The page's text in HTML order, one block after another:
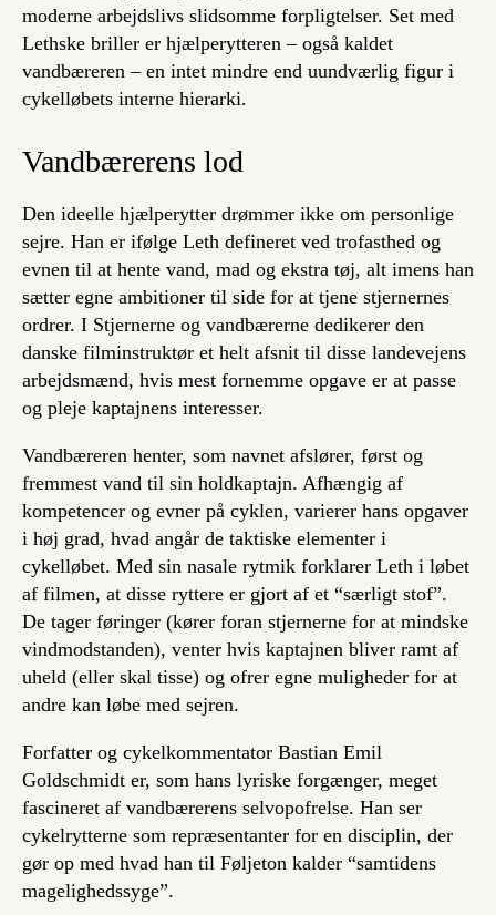
moderne arbejdslivs slidsomme forpligtelser. Set med
Lethske briller er hjælperytteren – også kaldet
vandbæreren – en intet mindre end uundværlig figur i
cykelløbets interne hierarki.
Vandbærerens lod
Den ideelle hjælperytter drømmer ikke om personlige
sejre. Han er ifølge Leth defineret ved trofasthed og
evnen til at hente vand, mad og ekstra tøj, alt imens han
sætter egne ambitioner til side for at tjene stjernernes
ordrer. I Stjernerne og vandbærerne dedikerer den
danske filminstruktør et helt afsnit til disse landevejens
arbejdsmænd, hvis mest fornemme opgave er at passe
og pleje kaptajnens interesser.
Vandbæreren henter, som navnet afslører, først og
fremmest vand til sin holdkaptajn. Afhængig af
kompetencer og evner på cyklen, varierer hans opgaver
i høj grad, hvad angår de taktiske elementer i
cykelløbet. Med sin nasale rytmik forklarer Leth i løbet
af filmen, at disse ryttere er gjort af et “særligt stof”.
De tager føringer (kører foran stjernerne for at mindske
vindmodstanden), venter hvis kaptajnen bliver ramt af
uheld (eller skal tisse) og ofrer egne muligheder for at
andre kan løbe med sejren.
Forfatter og cykelkommentator Bastian Emil
Goldschmidt er, som hans lyriske forgænger, meget
fascineret af vandbærerens selvopofrelse. Han ser
cykelrytterne som repræsentanter for en disciplin, der
gør op med hvad han til Føljeton kalder “samtidens
magelighedssyge”.